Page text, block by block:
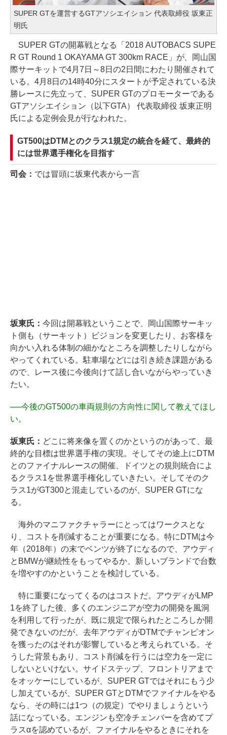
SUPER GTを運営するGTアソシエイション 代表取締役 坂東正
明氏
SUPER GTの開幕戦となる「2018 AUTOBACS SUPE
R GT Round 1 OKAYAMA GT 300km RACE」が、岡山国
際サーキットで4月7日～8日の2日間にわたり開催されて
いる。4月8日の14時40分にスタートが予定されている決
勝レースに先立って、SUPER GTのプロモーターである
GTアソシエイション（以下GTA） 代表取締役 坂東正明
氏による定例会見が行なわれた。
GT500はDTMとのクラス1規定の統合を経て、最終的
には世界選手権化を目指す
司会： では冒頭に坂東代表から一言
坂東氏： 今回は開幕戦ということで、岡山国際サーキッ
ト側も（サーキット）ビジョンを変更したり、お客様を
向かい入れる体制の細かなところを調整したりしながら
やってくれている。駐車場などには引き続き課題がある
ので、レース後に今後向けて話し合いながらやっていき
たい。
──今後のGT500の車両規則の方向性に関して教えてほし
い。
坂東氏： どこに将来像を置くのかというのがあって、最
終的な目標は世界選手権の実現。そしてその途上にDTM
とのファイナルレースの開催、ドイツとの規則統合によ
るクラス1を世界選手権化していきたい。そしてそのク
ラス1がGT300と混走しているのが、SUPER GTにな
る。
海外のマニファクチャラーにとってはワークスとな
り、コストを削減することが重要になる。特にDTMは今
年（2018年）の末でベンツが終了になるので、アウディ
とBMWが継続性をもってやるか、新しいブランドで台数
を増やすのかということを検討している。
特に重要になってくるのはコストだ。アウディがLMP
1を終了した後、多くのエンジニアが空力の開発を風洞
を利用して行ったが、既に規定で限られたところしか開
発できないのだが、去年アウディがDTMでチャンピオン
を獲ったのはそれが影響していると考えられている。そ
うした背景もあり、コスト削減を行うには空力を一定に
しないといけない。サイドステップ、フロントリアまで
をオッケーにしているが、SUPER GTではそれにもう少
し加えているが、SUPER GTとDTMでファイナルをやる
なら、その時には1つ（の規定）でやりましょうという
話になっている。エンジンも空冷チェンバーを含めてプ
ラスαを認めているが、ファイナルをやるときにそれを